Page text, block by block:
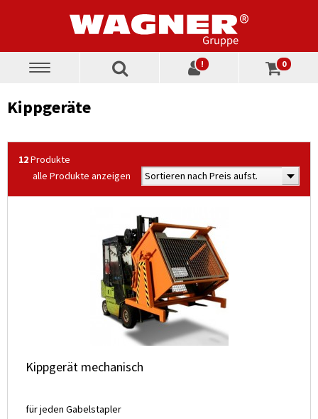
Toggle
! 0
Kippgeräte
12Produkte
Sortieren nach Preis aufst.
alle Produkte anzeigen
Kippgerät mechanisch
für jeden Gabelstapler